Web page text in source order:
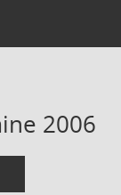
2006